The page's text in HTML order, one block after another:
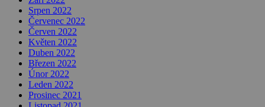
Srpen 2022
Červenec 2022
Červen 2022
Květen 2022
Duben 2022
Březen 2022
Únor 2022
Leden 2022
Prosinec 2021